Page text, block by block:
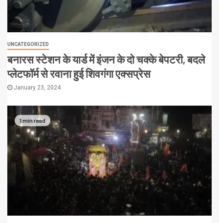
UNCATEGORIZED
बनारस स्टेशन के यार्ड में इंजन के दो चक्के बेपटरी, बदले
प्लेटफॉर्म से रवाना हुई शिवगंगा एक्सप्रेस
January 23, 2024
1 min read